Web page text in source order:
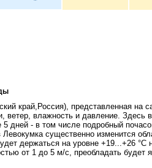
край,Россия), представленная на
ветер, влажность и давление. Здесь
дней - в том числе подробный
существенно изменится
держаться на уровне +19...+26
от 1 до 5 м/с, преобладать будет